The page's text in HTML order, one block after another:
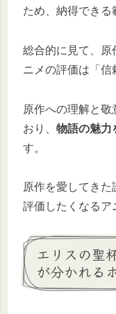
ため、納得できる
総合的に見て、原
ニメの評価は「信
原作への理解と
おり、 物語の魅力
す。
原作を愛してきた
評価したくなるア
エリスの聖
が分かれる